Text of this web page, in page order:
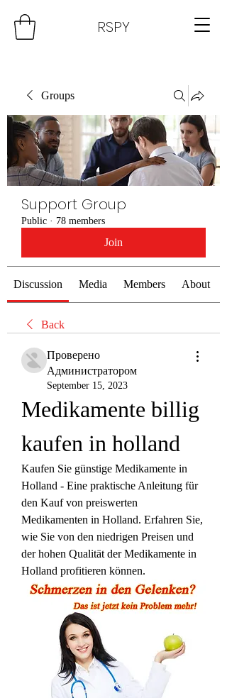
RSPY
Groups
Support Group
Public · 78 members
Join
Discussion Media Members About
Back
Проверено
Администратором
September 15, 2023
Medikamente billig
kaufen in holland
Kaufen Sie günstige Medikamente in
Holland - Eine praktische Anleitung für
den Kauf von preiswerten
Medikamenten in Holland. Erfahren Sie,
wie Sie von den niedrigen Preisen und
der hohen Qualität der Medikamente in
Holland profitieren können.